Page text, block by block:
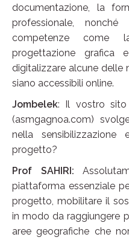
documentazione, la
professionale,
competenze come
progettazione grafica
digitalizzare alcune delle
siano accessibili online.
Jombelek: Il vostro sito
(asmgagnoa.com)
nella
progetto?
Prof SAHIRI:
piattaforma essenziale
progetto, mobilitare il
in modo da raggiungere
aree geografiche che